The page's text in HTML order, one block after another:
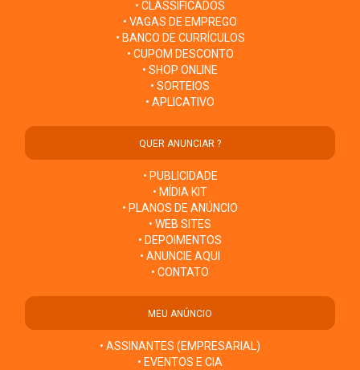
• CLASSIFICADOS
• VAGAS DE EMPREGO
• BANCO DE CURRÍCULOS
• CUPOM DESCONTO
• SHOP ONLINE
• SORTEIOS
• APLICATIVO
QUER ANUNCIAR ?
• PUBLICIDADE
• MÍDIA KIT
• PLANOS DE ANÚNCIO
• WEB SITES
• DEPOIMENTOS
• ANUNCIE AQUI
• CONTATO
MEU ANÚNCIO
• ASSINANTES (EMPRESARIAL)
• EVENTOS E CIA